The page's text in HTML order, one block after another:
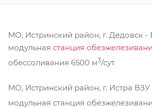
МО, Истринский район, г. Дедовск -
модульная станция
обессоливания 6500 м3/сут
МО, Истринский район, г. Истра
модульная станция